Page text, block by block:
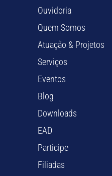
Ouvidoria
Quem Somos
Atuação & Projetos
Serviços
Eventos
Blog
Downloads
EAD
Participe
Filiadas